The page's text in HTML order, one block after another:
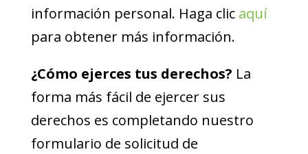
información personal. Haga clic aquí
para obtener más información.
¿Cómo ejerces tus derechos? La
forma más fácil de ejercer sus
derechos es completando nuestro
formulario de solicitud de